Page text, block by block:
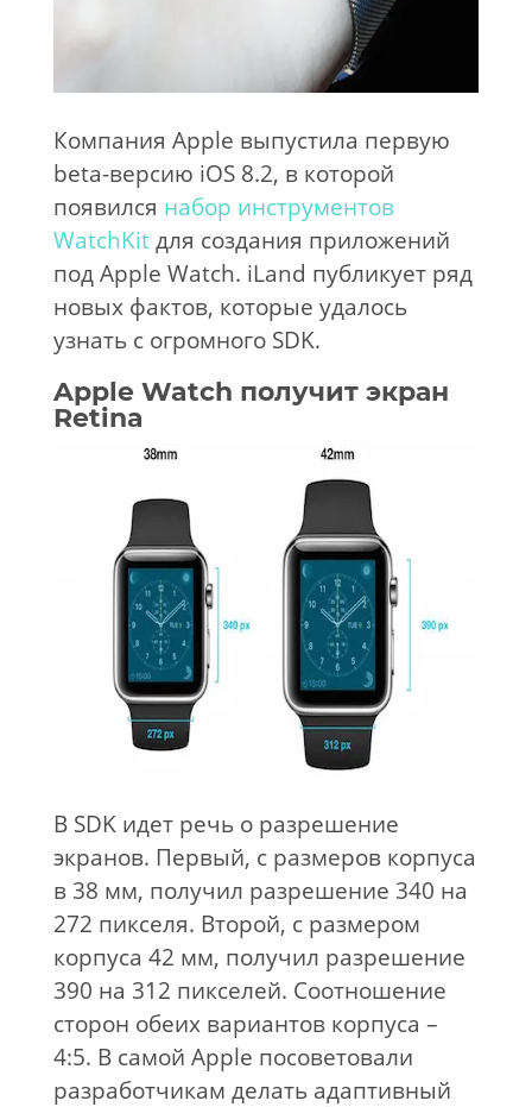
Компания Apple выпустила первую
beta-версию iOS 8.2, в которой
появился набор инструментов
WatchKitдля создания приложений
под Apple Watch. iLand публикует ряд
новых фактов, которые удалось
узнать с огромного SDK.
Apple Watch получит экран
Retina
В SDK идет речь о разрешение
экранов. Первый, с размеров корпуса
в 38 мм, получил разрешение 340 на
272 пикселя. Второй, с размером
корпуса 42 мм, получил разрешение
390 на 312 пикселей. Соотношение
сторон обеих вариантов корпуса –
4:5. В самой Apple посоветовали
разработчикам делать адаптивный